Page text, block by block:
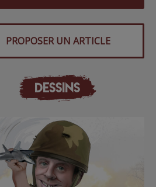
PROPOSER UN ARTICLE
DESSINS